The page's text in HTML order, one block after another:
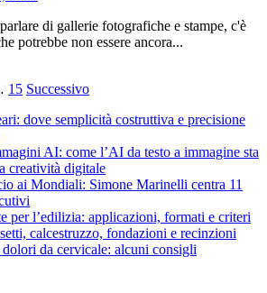
di gallerie fotografiche e stampe, c'è
potrebbe non essere ancora...
15 Successivo
dove semplicità costruttiva e precisione
AI: come l’AI da testo a immagine sta
creatività digitale
ai Mondiali: Simone Marinelli centra 11
per l’edilizia: applicazioni, formati e criteri
calcestruzzo, fondazioni e recinzioni
da cervicale: alcuni consigli